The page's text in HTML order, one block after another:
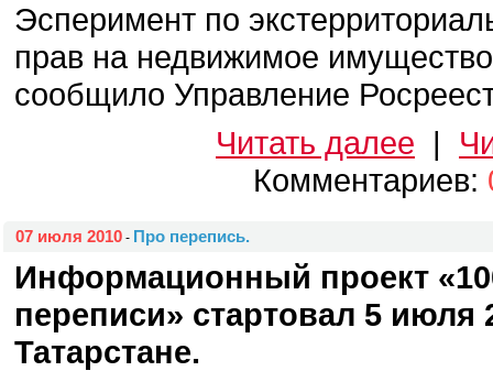
Эсперимент по
прав на недвижимое
сообщило Управление
Читать далее |
Комментариев:
07 июля 2010 - Про перепись.
Информационный проект
переписи» стартовал 5 июля
Татарстане.